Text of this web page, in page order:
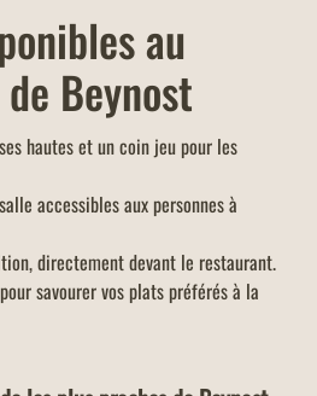
au
Beynost
hautes et un coin jeu pour les
accessibles aux personnes à
directement devant le restaurant.
pour savourer vos plats préférés à la